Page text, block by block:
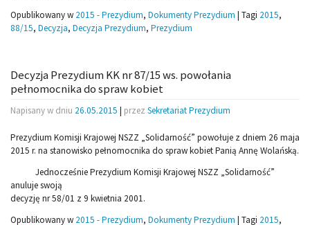
Opublikowany w 2015 - Prezydium, Dokumenty Prezydium | Tagi 2015,
88/15, Decyzja, Decyzja Prezydium, Prezydium
Decyzja Prezydium KK nr 87/15 ws. powołania
pełnomocnika do spraw kobiet
Napisany w dniu 26.05.2015 | przez Sekretariat Prezydium
Prezydium Komisji Krajowej NSZZ „Solidarność” powołuje z dniem 26 maja
2015 r. na stanowisko pełnomocnika do spraw kobiet Panią Annę Wolańską.
Jednocześnie Prezydium Komisji Krajowej NSZZ „Solidarność”
anuluje swoją
decyzję nr 58/01 z 9 kwietnia 2001.
Opublikowany w 2015 - Prezydium, Dokumenty Prezydium | Tagi 2015,